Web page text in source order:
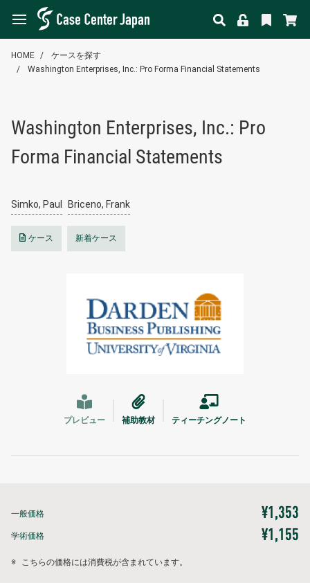
HOME
ケースを探す
Washington Enterprises, Inc.: Pro Forma Financial Statements
Washington Enterprises, Inc.: Pro
Forma Financial Statements
Simko, Paul Briceno, Frank
ケース 新着ケース
プレビュー 補助教材 ティーチングノート
一般価格 ¥1,353
学術価格 ¥1,155
※ こちらの価格には消費税が含まれています。